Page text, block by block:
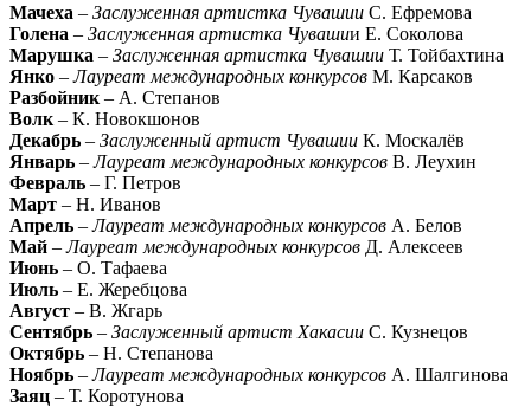
Мачеха – Заслуженная артистка Чувашии С. Ефремова
Голена – Заслуженная артистка Чувашии Е. Соколова
Марушка – Заслуженная артистка Чувашии Т. Тойбахтина
Янко –Лауреат международных конкурсов М. Карсаков
Разбойник – А. Степанов
Волк – К. Новокшонов
Декабрь – Заслуженный артист Чувашии К. Москалёв
Январь –Лауреат международных конкурсов В. Леухин
Февраль – Г. Петров
Март – Н. Иванов
Апрель –Лауреат международных конкурсов А. Белов
Май –Лауреат международных конкурсов Д. Алексеев
Июнь – О. Тафаева
Июль – Е. Жеребцова
Август – В. Жгарь
Сентябрь – Заслуженный артист Хакасии С. Кузнецов
Октябрь – Н. Степанова
Ноябрь –Лауреат международных конкурсов А. Шалгинова
Заяц – Т. Коротунова